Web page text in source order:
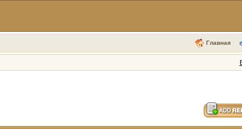
Главная